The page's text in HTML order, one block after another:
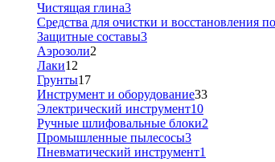
Чистящая глина3
Средства для очистки и восстановления
Защитные составы3
Аэрозоли2
Лаки12
Грунты17
Инструмент и оборудование33
Электрический инструмент10
Ручные шлифовальные блоки2
Промышленные пылесосы3
Пневматический инструмент1